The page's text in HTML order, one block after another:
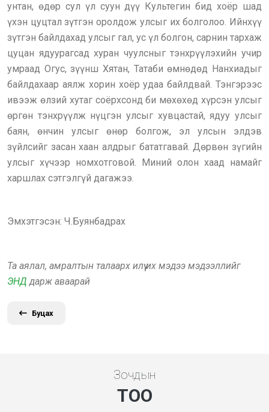
унтан, өдөр сул үл суун дүү Культегин бид хоёр шад
үхэн цуцтал зүтгэн оролдож улсыг их болголоо. Ийнхүү
зүтгэн байлдахад улсыг гал, ус үл болгон, сарнин тархаж
цуцан ядуурагсад хуран чуулсныг тэнхрүүлэхийн учир
умраад Огус, зүүнш Хятан, Татаби өмнөдөд Нанхиадыг
байлдахаар аялж хорин хоёр удаа байлдвай. Тэнгэрээс
ивээж өлзий хутаг соёрхсонд би мөхөхөд хүрсэн улсыг
өргөн тэнхрүүлж нүцгэн улсыг хувцастай, ядуу улсыг
баян, өнчин улсыг өнөр болгож, эл улсын элдэв
зүйлсийг засан хаан алдрыг бататгавай. Дөрвөн зүгийн
улсыг хүчээр номхотговой. Миний олон хаад намайг
харшлах сэтгэлгүй дагажээ.
Эмхэтгэсэн: Ч.Буянбадрах
Та аялал, амралтын талаарх илүү их мэдээ мэдээллийг
ЭНД дарж аваарай
Буцах
Зочдын
ТОО